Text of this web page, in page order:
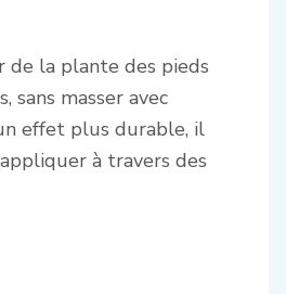
de la plante des pieds
sans masser avec
effet plus durable, il
à travers des